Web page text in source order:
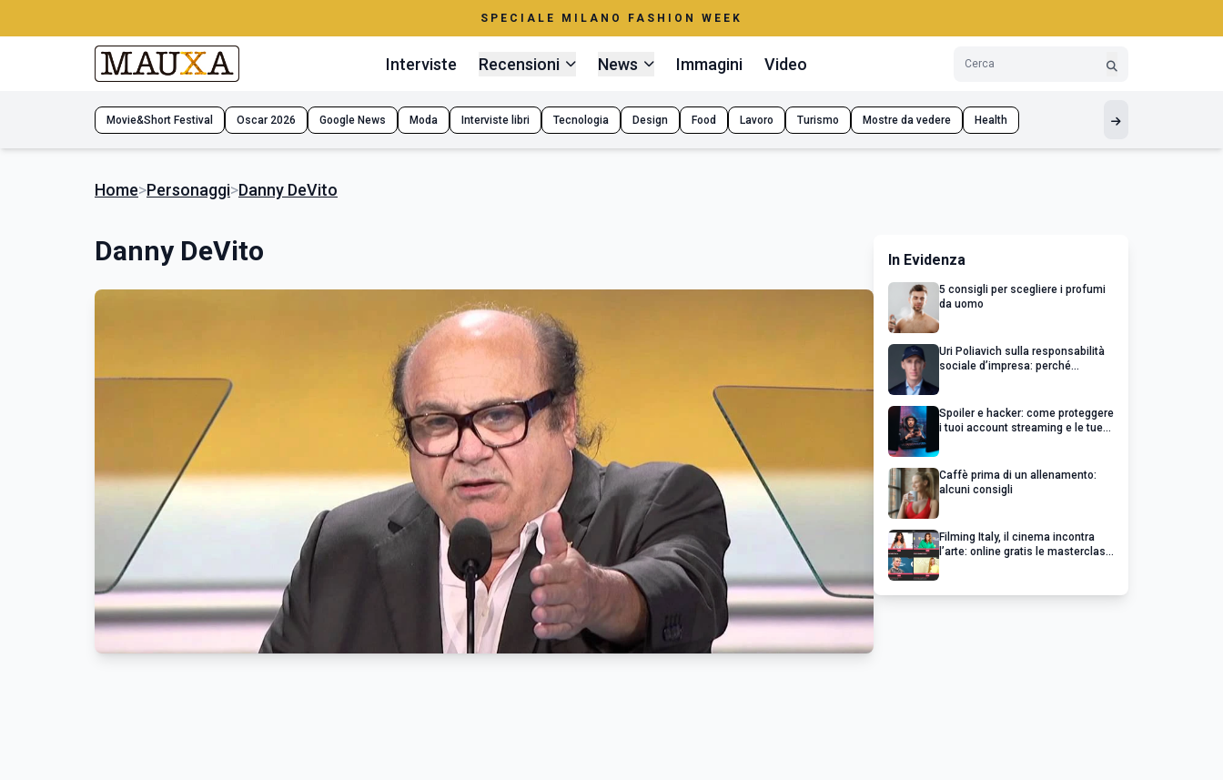
SPECIALE MILANO FASHION WEEK
Interviste Recensioni News Immagini Video
Movie&Short Festival Oscar 2026 Google News Moda Interviste libri Tecnologia Design Food Lavoro Turismo Mostre da vedere Health
Home>Personaggi>Danny DeVito
Danny DeVito In Evidenza
5 consigli per scegliere i profumi
da uomo
Uri Poliavich sulla responsabilità
sociale d’impresa: perché
Spoiler e hacker: come proteggere
i tuoi account streaming e le tue
Caffè prima di un allenamento:
alcuni consigli
Filming Italy, il cinema incontra
l’arte: online gratis le masterclass